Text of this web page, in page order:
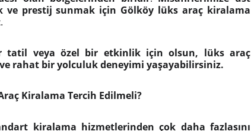
ve prestij sunmak için Gölköy lüks araç kiralama
.
tatil veya özel bir etkinlik için olsun, lüks araç
ve rahat bir yolculuk deneyimi yaşayabilirsiniz.
Kiralama Tercih Edilmeli?
kiralama hizmetlerinden çok daha fazlasını